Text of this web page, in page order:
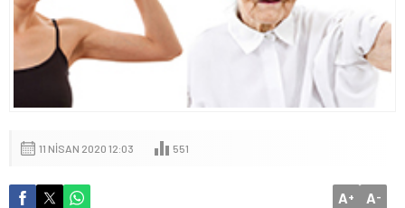
11 NISAN 2020 12:03 551
A+ A-